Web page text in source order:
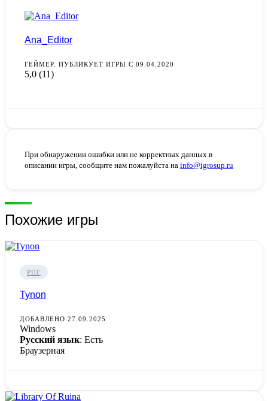
Ana_Editor
ГЕЙМЕР. ПУБЛИКУЕТ ИГРЫ С 09.04.2020
5,0 (11)
При обнаружении ошибки или не корректных данных в
описании игры, сообщите нам пожалуйста на info@igrosup.ru
Похожие игры
РПГ
Tynon
ДОБАВЛЕНО 27.09.2025
Windows
Русский язык: Есть
Браузерная